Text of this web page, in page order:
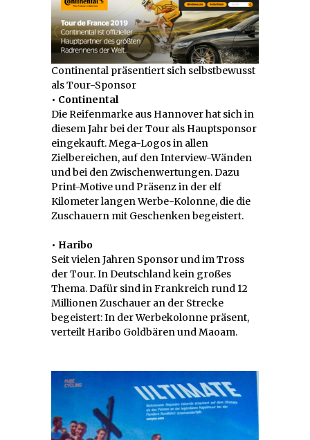
Continental präsentiert sich selbstbewusst
als Tour-Sponsor
• Continental
Die Reifenmarke aus Hannover hat sich in
diesem Jahr bei der Tour als Hauptsponsor
eingekauft. Mega-Logos in allen
Zielbereichen, auf den Interview-Wänden
und bei den Zwischenwertungen. Dazu
Print-Motive und Präsenz in der elf
Kilometer langen Werbe-Kolonne, die die
Zuschauern mit Geschenken begeistert.
• Haribo
Seit vielen Jahren Sponsor und im Tross
der Tour. In Deutschland kein großes
Thema. Dafür sind in Frankreich rund 12
Millionen Zuschauer an der Strecke
begeistert: In der Werbekolonne präsent,
verteilt Haribo Goldbären und Maoam.